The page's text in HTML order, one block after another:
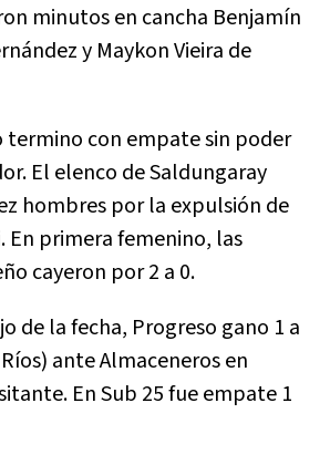
minutos en cancha Benjamín
y Maykon Vieira de
termino con empate sin poder
El elenco de Saldungaray
hombres por la expulsión de
En primera femenino, las
cayeron por 2 a 0.
de la fecha, Progreso gano 1 a
ante Almaceneros en
En Sub 25 fue empate 1